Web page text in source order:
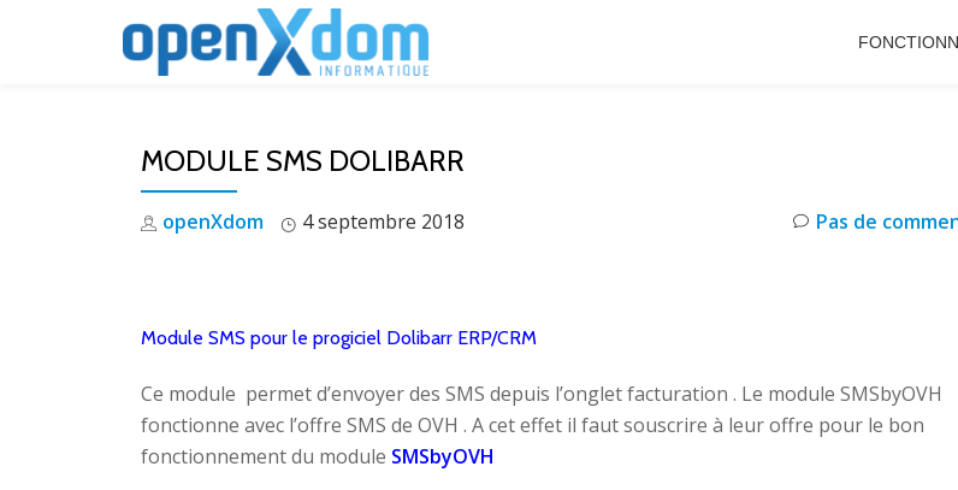
MODULE SMS DOLIBARR
openXdom 4 septembre 2018 Pas de
Module SMS pour le progiciel Dolibarr ERP/CRM
Ce module permet d’envoyer des SMS depuis l’onglet facturation . Le module SMSbyOVH
fonctionne avec l’offre SMS de OVH . A cet effet il faut souscrire à leur offre pour le bon
fonctionnement du module SMSbyOVH